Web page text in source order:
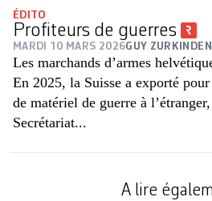
ÉDITO
Profiteurs de guerres
MARDI 10 MARS 2026GUY ZURKINDEN
Les marchands d’armes
En 2025, la Suisse a exporté
de matériel de guerre à
Secrétariat...
A lire